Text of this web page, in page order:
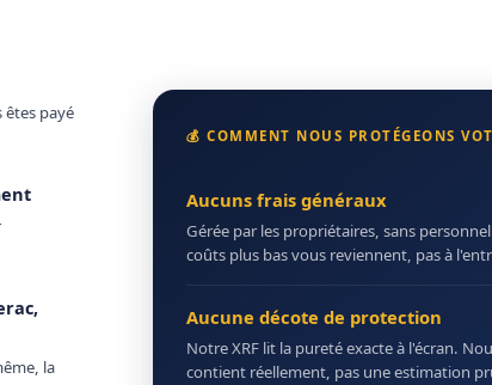
êtes payé
la
💰 COMMENT NOUS PROTÉGEONS
Aucuns frais généraux
Gérée par les propriétaires, sans
coûts plus bas vous reviennent, pas à
Aucune décote de protection
Notre XRF lit la pureté exacte à l'écran.
contient réellement, pas une estimation